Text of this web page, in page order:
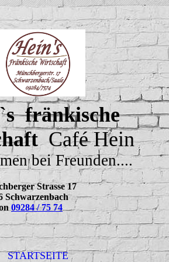
fränkische
Café Hein
bei Freunden....
Strasse 17
Schwarzenbach
09284 / 75 74
STARTSEITE